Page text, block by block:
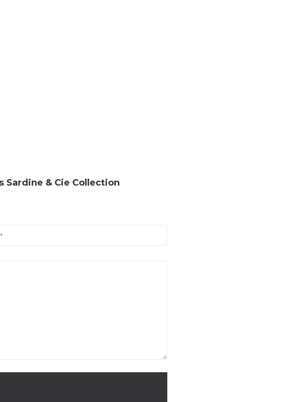
Sardine & Cie Collection